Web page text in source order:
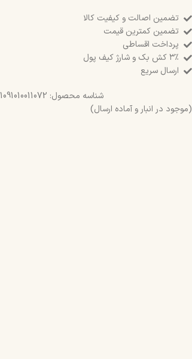
تضمین اصالت و کیفیت کالا
تضمین کمترین قیمت
پرداخت اقساطی
۳٪ کش بک و شارژ کیف پول
ارسال سریع
شناسه محصول: 1091010011072
(موجود در انبار و آماده ارسال)